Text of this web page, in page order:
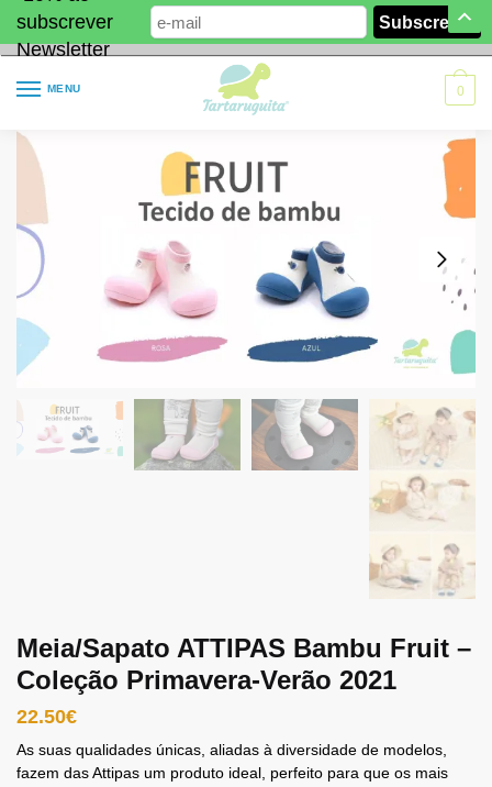
subscrever
Newsletter
MENU 0
Meia/Sapato ATTIPAS Bambu Fruit –
Coleção Primavera-Verão 2021
22.50€
As suas qualidades únicas, aliadas à diversidade de modelos,
fazem das Attipas um produto ideal, perfeito para que os mais